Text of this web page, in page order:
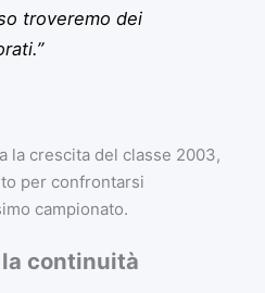
troveremo dei
la crescita del classe 2003,
per confrontarsi
campionato.
continuità